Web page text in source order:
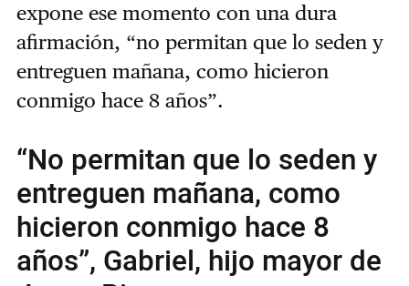
expone ese momento con una dura
afirmación, “no permitan que lo seden y
entreguen mañana, como hicieron
conmigo hace 8 años”.
“No permitan que lo seden y
entreguen mañana, como
hicieron conmigo hace 8
años”, Gabriel, hijo mayor de